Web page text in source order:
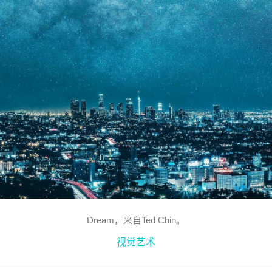
Dream，来自Ted Chin。
视觉艺术